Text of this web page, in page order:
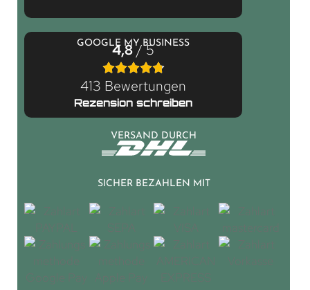
GOOGLE MY BUSINESS
4,8/ 5
413 Bewertungen
Rezension schreiben
VERSAND DURCH
SICHER BEZAHLEN MIT